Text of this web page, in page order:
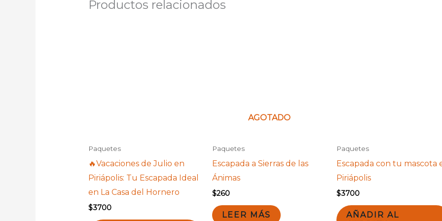
Productos relacionados
Paquetes
🔥Vacaciones de Julio en
Piriápolis: Tu Escapada Ideal
en La Casa del Hornero
$3700
AGOTADO
Paquetes
Escapada a Sierras de las
Ánimas
$260
LEER MÁS
Paquetes
Escapada con tu mascota
Piriápolis
$3700
AÑADIR AL